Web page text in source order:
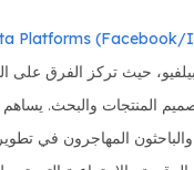
Platforms (Facebook/
حيث تركز الفرق على
المنتجات والبحث.
المهاجرون في